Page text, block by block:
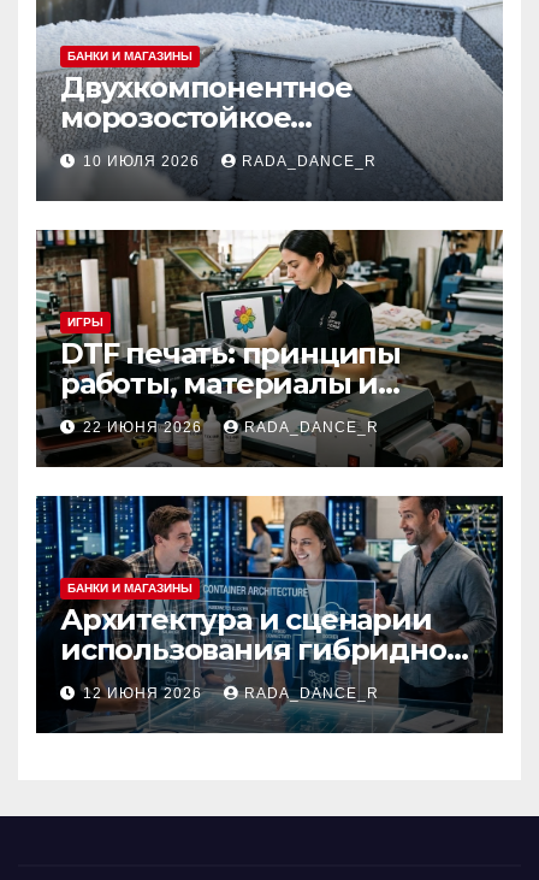
БАНКИ И МАГАЗИНЫ
Двухкомпонентное
морозостойкое
огнезащитное покрытие
для вентиляционных
систем и
металлоконструкций
10 ИЮЛЯ 2026 RADA_DANCE_R
ИГРЫ
DTF печать: принципы
работы, материалы и
сферы применения
22 ИЮНЯ 2026 RADA_DANCE_R
БАНКИ И МАГАЗИНЫ
Архитектура и сценарии
использования гибридной
платформы
контейнеризации
12 ИЮНЯ 2026 RADA_DANCE_R